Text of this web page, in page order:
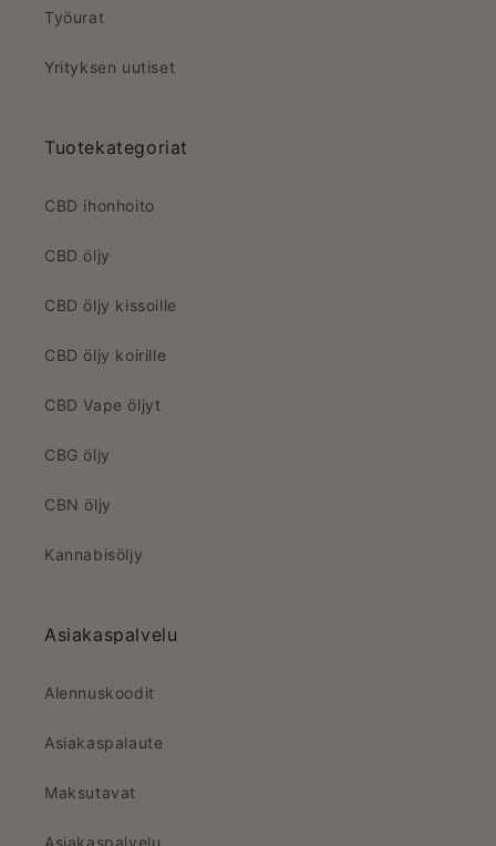
Työurat
Yrityksen uutiset
Tuotekategoriat
CBD ihonhoito
CBD öljy
CBD öljy kissoille
CBD öljy koirille
CBD Vape öljyt
CBG öljy
CBN öljy
Kannabisöljy
Asiakaspalvelu
Alennuskoodit
Asiakaspalaute
Maksutavat